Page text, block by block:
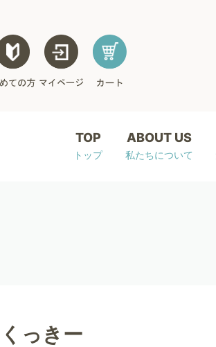
TOP
トップ
ABOUT US
私たちについて
くっきー